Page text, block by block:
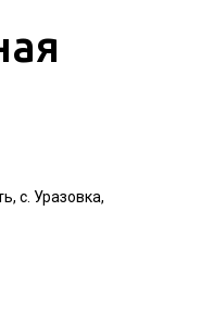
с. Уразовка,